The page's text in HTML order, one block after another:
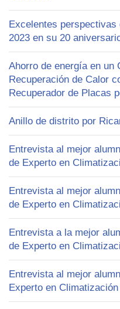
Excelentes
2023 en su 20
Ahorro de energía en un
Recuperación de Calor
Recuperador de Placas
Anillo de distrito por
Entrevista al mejor
de Experto en
Entrevista al mejor
de Experto en
Entrevista a la mejor
de Experto en
Entrevista al mejor
Experto en Climatización